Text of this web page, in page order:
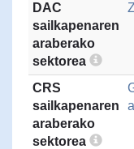
DAC
sailkapenaren
araberako
sektorea
CRS
sailkapenaren
araberako
sektorea